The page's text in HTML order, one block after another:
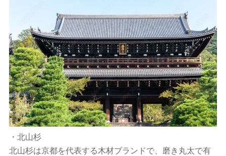
・北山杉
北山杉は京都を代表する木材ブランドで、磨き丸太で有